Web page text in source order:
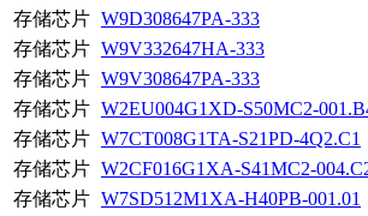
存储芯片 W9D308647PA-333
存储芯片 W9V332647HA-333
存储芯片 W9V308647PA-333
存储芯片 W2EU004G1XD-S50MC2-
存储芯片 W7CT008G1TA-S21PD-4Q2.C1
存储芯片 W2CF016G1XA-S41MC2-
存储芯片 W7SD512M1XA-H40PB-001.01